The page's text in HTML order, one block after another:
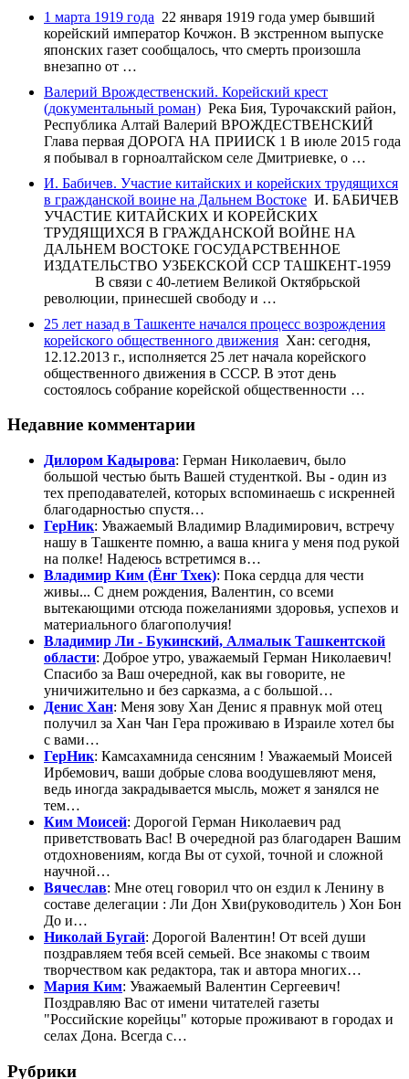
1 марта 1919 года 22 января 1919 года умер бывший
корейский император Кочжон. В экстренном выпуске
японских газет сообщалось, что смерть произошла
внезапно от …
Валерий Врождественский. Корейский крест
(документальный роман) Река Бия, Турочакский район,
Республика Алтай Валерий ВРОЖДЕСТВЕНСКИЙ
Глава первая ДОРОГА НА ПРИИСК 1 В июле 2015 года
я побывал в горноалтайском селе Дмитриевке, о …
И. Бабичев. Участие китайских и корейских трудящихся
в гражданской воине на Дальнем Востоке И. БАБИЧЕВ
УЧАСТИЕ КИТАЙСКИХ И КОРЕЙСКИХ
ТРУДЯЩИХСЯ В ГРАЖДАНСКОЙ ВОЙНЕ НА
ДАЛЬНЕМ ВОСТОКЕ ГОСУДАРСТВЕННОЕ
ИЗДАТЕЛЬСТВО УЗБЕКСКОЙ ССР ТАШКЕНТ-1959
В связи с 40-летием Великой Октябрьской
револю­ции, принесшей свободу и …
25 лет назад в Ташкенте начался процесс возрождения
корейского общественного движения Хан: сегодня,
12.12.2013 г., исполняется 25 лет начала корейского
общественного движения в СССР. В этот день
состоялось собрание корейской общественности …
Недавние комментарии
Дилором Кадырова: Герман Николаевич, было
большой честью быть Вашей студенткой. Вы - один из
тех преподавателей, которых вспоминаешь с искренней
благодарностью спустя…
ГерНик: Уважаемый Владимир Владимирович, встречу
нашу в Ташкенте помню, а ваша книга у меня под рукой
на полке! Надеюсь встретимся в…
Владимир Ким (Ёнг Тхек): Пока сердца для чести
живы... С днем рождения, Валентин, со всеми
вытекающими отсюда пожеланиями здоровья, успехов и
материального благополучия!
Владимир Ли - Букинский, Алмалык Ташкентской
области: Доброе утро, уважаемый Герман Николаевич!
Спасибо за Ваш очередной, как вы говорите, не
уничижительно и без сарказма, а с большой…
Денис Хан: Меня зову Хан Денис я правнук мой отец
получил за Хан Чан Гера проживаю в Израиле хотел бы
с вами…
ГерНик: Камсахамнида сенсяним ! Уважаемый Моисей
Ирбемович, ваши добрые слова воодушевляют меня,
ведь иногда закрадывается мысль, может я занялся не
тем…
Ким Моисей: Дорогой Герман Николаевич рад
приветствовать Вас! В очередной раз благодарен Вашим
отдохновениям, когда Вы от сухой, точной и сложной
научной…
Вячеслав: Мне отец говорил что он ездил к Ленину в
составе делегации : Ли Дон Хви(руководитель ) Хон Бон
До и…
Николай Бугай: Дорогой Валентин! От всей души
поздравляем тебя всей семьей. Все знакомы с твоим
творчеством как редактора, так и автора многих…
Мария Ким: Уважаемый Валентин Сергеевич!
Поздравляю Вас от имени читателей газеты
"Российские корейцы" которые проживают в городах и
селах Дона. Всегда с…
Рубрики